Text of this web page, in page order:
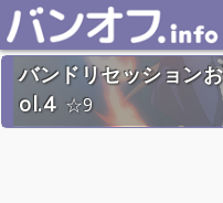
バンドリセッション
ol.4
9